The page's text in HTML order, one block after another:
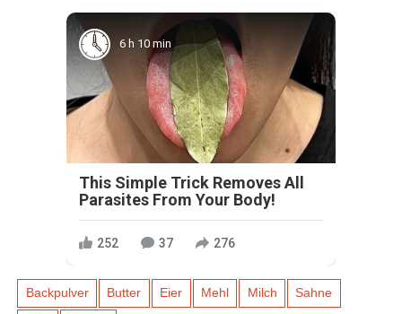
6 h 10 min
This Simple Trick Removes All
Parasites From Your Body!
252 37 276
Backpulver Butter Eier Mehl Milch Sahne